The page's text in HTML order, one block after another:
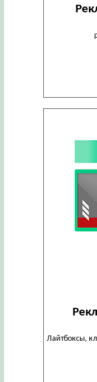
Лайтбоксы,